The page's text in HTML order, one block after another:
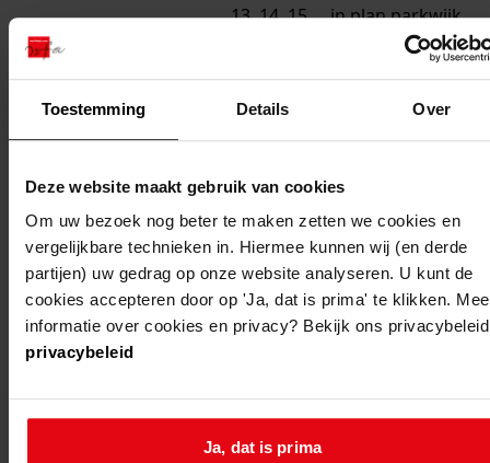
Toestemming Details Over
Deze website maakt gebruik van cookies
Om uw bezoek nog beter te maken zetten we cookies en
vergelijkbare technieken in. Hiermee kunnen wij (en derde
partijen) uw gedrag op onze website analyseren. U kunt de
cookies accepteren door op 'Ja, dat is prima' te klikken.
informatie over cookies en privacy? Bekijk ons privacybeleid
privacybeleid
Ja, dat is prima
13, 14, 15,
19, 20, 21,
22
in plan parkwijk
(kosterkring 13-
22)
kosterkring
1
dakkapel
medemblik abbekerk,
kosterkring
19
uitbreiden van
een woning
18